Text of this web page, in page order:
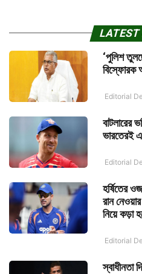
LATEST
‘পুলিশ
বিস্ফোরক
Editorial
বাটলারের
ভারতেরই
Editorial
হর্ষিতের
রান
নিয়ে কড়া
Editorial
স্বাধীনতা